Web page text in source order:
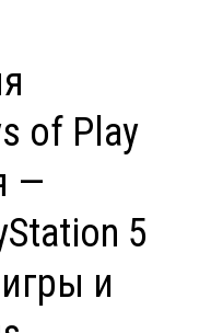
of Play
—
5
и